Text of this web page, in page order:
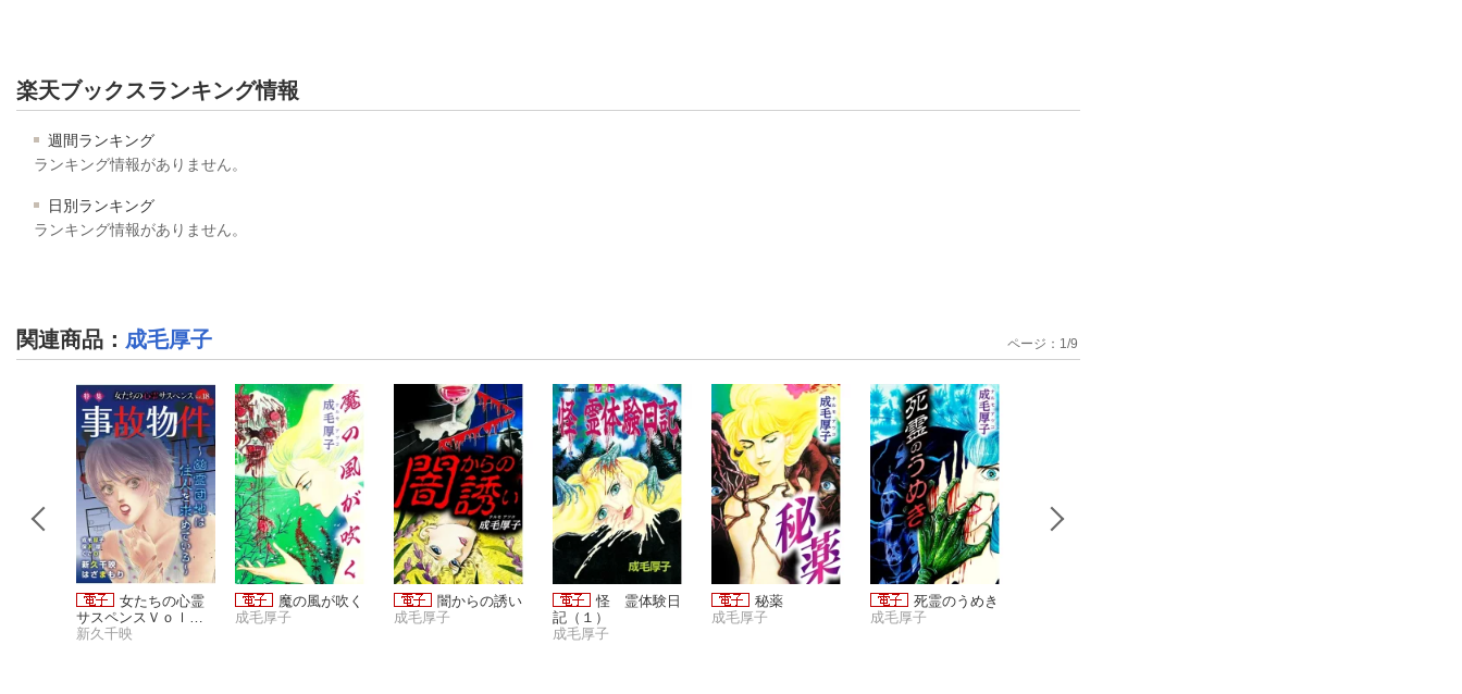
楽天ブックスランキング情報
週間ランキング
ランキング情報がありません。
日別ランキング
ランキング情報がありません。
関連商品 ： 成毛厚子
女たちの心霊
サスペンスＶｏｌ．
１８〜事故物件ー幽
新久千映
魔の風が吹く
成毛厚子
闇からの誘い
成毛厚子
怪 霊体験日
記（１）
成毛厚子
秘薬
成毛厚子
死霊のうめき
成毛厚子
ページ： 1 /9